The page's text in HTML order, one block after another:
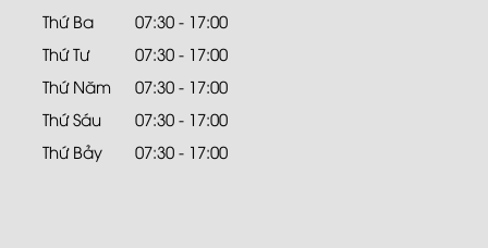
Thứ Ba
07:30 - 17:00
Thứ Tư
07:30 - 17:00
Thứ Năm
07:30 - 17:00
Thứ Sáu
07:30 - 17:00
Thứ Bảy
07:30 - 17:00